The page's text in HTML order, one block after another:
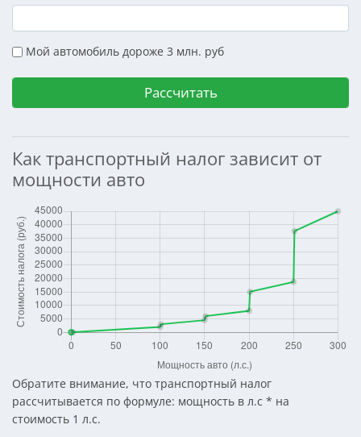
Мой автомобиль дороже 3 млн. руб
Как транспортный налог зависит от
мощности авто
Обратите внимание, что транспортный налог
рассчитывается по формуле: мощность в л.с * на
стоимость 1 л.с.